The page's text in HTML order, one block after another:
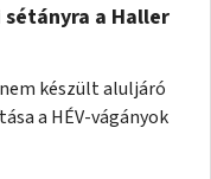
a Haller
készült aluljáró
a HÉV-vágányok